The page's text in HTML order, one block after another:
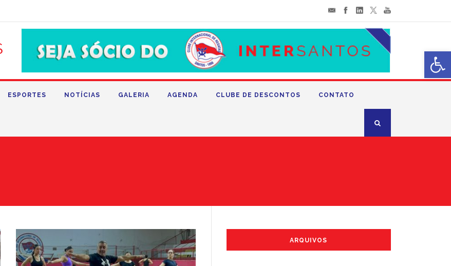
ESPORTES NOTÍCIAS GALERIA AGENDA CLUBE DE DESCONTOS CONTATO
ARQUIVOS
Abrir